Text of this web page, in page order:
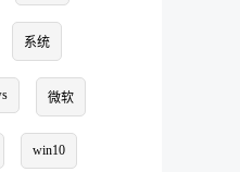
系统
微软
win10